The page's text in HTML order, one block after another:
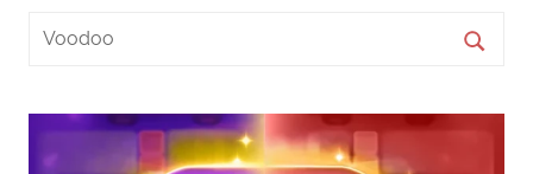
Suchen